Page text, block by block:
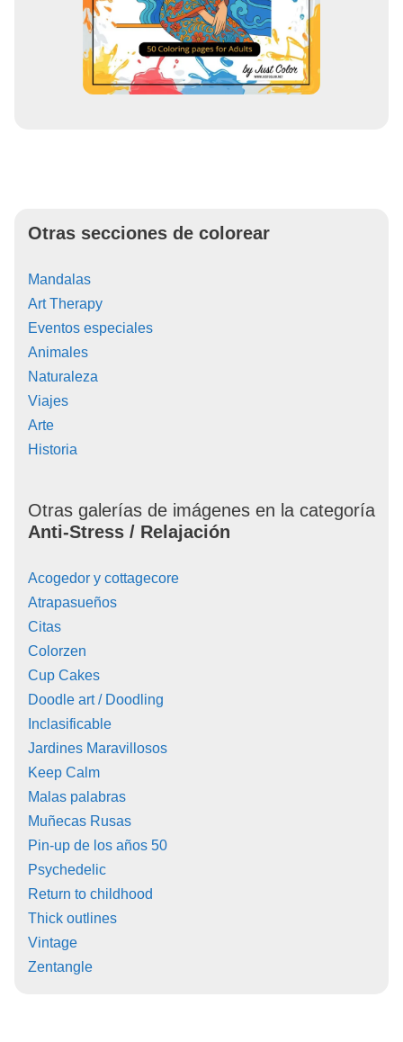
Otras secciones de colorear
Mandalas
Art Therapy
Eventos especiales
Animales
Naturaleza
Viajes
Arte
Historia
Otras galerías de imágenes en la categoría
Anti-Stress / Relajación
Acogedor y cottagecore
Atrapasueños
Citas
Colorzen
Cup Cakes
Doodle art / Doodling
Inclasificable
Jardines Maravillosos
Keep Calm
Malas palabras
Muñecas Rusas
Pin-up de los años 50
Psychedelic
Return to childhood
Thick outlines
Vintage
Zentangle